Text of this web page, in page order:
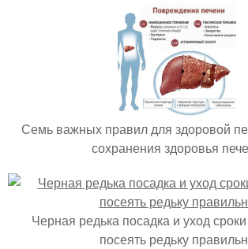
Семь важных правил для здоровой
сохранения здоровья
Черная редька посадка и уход
посеять редьку